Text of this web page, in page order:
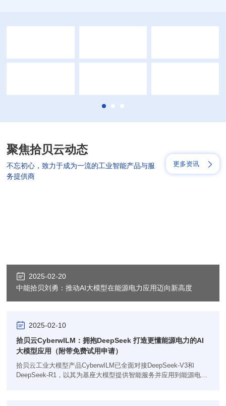
聚焦拾贝云动态
不忘初心，致力于成为一流的工业智能产品与服
务提供商
更多资讯
2025-02-20
中能拾贝刘勇：推动AI大模型在能源电力应用迈向新高度
2025-02-10
拾贝云CyberwILM：拥抱DeepSeek 打造更懂能源电力的AI
大模型应用（附带免费试用申请）
拾贝云工业大模型产品CyberwILM已全面对接DeepSeek-V3和
DeepSeek-R1，以其为基座大模型提供智能服务并应用到能源电力